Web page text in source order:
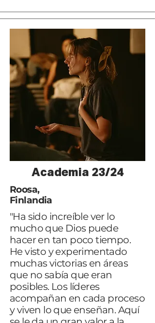
Academia 23/24
Roosa,
Finlandia
"Ha sido increíble ver lo
mucho que Dios puede
hacer en tan poco tiempo.
He visto y experimentado
muchas victorias en áreas
que no sabía que eran
posibles. Los líderes
acompañan en cada proceso
y viven lo que enseñan. Aquí